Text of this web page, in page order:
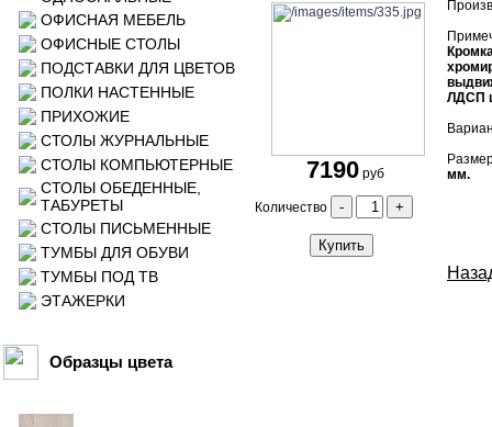
ОФИСНАЯ МЕБЕЛЬ
ОФИСНЫЕ СТОЛЫ
ПОДСТАВКИ ДЛЯ ЦВЕТОВ
ПОЛКИ НАСТЕННЫЕ
ПРИХОЖИЕ
СТОЛЫ ЖУРНАЛЬНЫЕ
СТОЛЫ КОМПЬЮТЕРНЫЕ
СТОЛЫ ОБЕДЕННЫЕ,
ТАБУРЕТЫ
СТОЛЫ ПИСЬМЕННЫЕ
ТУМБЫ ДЛЯ ОБУВИ
ТУМБЫ ПОД ТВ
ЭТАЖЕРКИ
Образцы цвета
7190 руб
Количество - +
Купить
ЛДСП
мм.